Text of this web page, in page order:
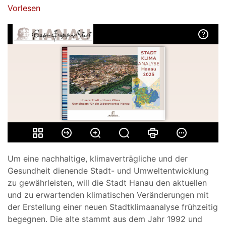
Vorlesen
Um eine nachhaltige, klimaverträgliche und der
Gesundheit dienende Stadt- und Umweltentwicklung
zu gewährleisten, will die Stadt Hanau den aktuellen
und zu erwartenden klimatischen Veränderungen mit
der Erstellung einer neuen Stadtklimaanalyse frühzeitig
begegnen. Die alte stammt aus dem Jahr 1992 und